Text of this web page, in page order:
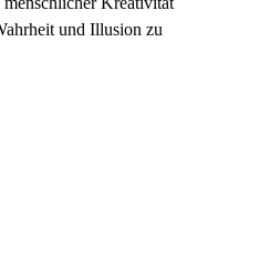
und Illusion zu